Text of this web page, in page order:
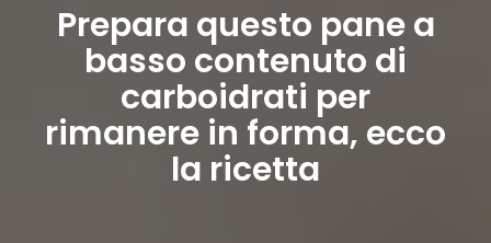
Prepara questo pane a
basso contenuto di
carboidrati per
rimanere in forma, ecco
la ricetta